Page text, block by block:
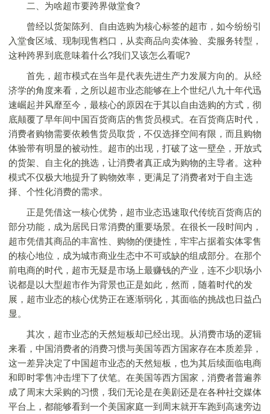
二、为啥超市要跨界做堂食?
曾经以货架陈列、自由选购为核心标签的超市，如今纷纷引
入堂食区域、现制现售档口，从卖商品向卖体验、卖服务转型，
这种跨界到底意味着什么?我们又该怎么看呢?
首先，超市模式在当年是代表先进生产力发展方向的。从经
济学的角度来看，之所以超市业态能够在上个世纪八九十年代迅
速崛起并风靡至今，最核心的原因在于其以自由选购的方式，彻
底颠覆了早年间中国百货商店的售货员模式。在百货商店时代，
消费者购物需要依赖售货员取货，不仅选择空间有限，而且购物
体验带有明显的被动性。超市的出现，打破了这一壁垒，开放式
的货架、自主化的挑选，让消费者真正成为购物的主导者。这种
模式不仅极大地提升了购物效率，更满足了消费者对于自主选
择、个性化消费的需求。
正是凭借这一核心优势，超市业态迅速取代传统百货商店的
部分功能，成为居民日常消费的重要场景。在很长一段时间内，
超市凭借其商品的丰富性、购物的便捷性，牢牢占据着实体零售
的核心地位，成为城市商业生态中不可或缺的组成部分。在那个
前电商的时代，超市无疑是市场上最赚钱的产业，连不少职场小
说都是以大型超市作为背景也正是如此，然而，随着时代的发
展，超市业态的核心优势正在逐渐弱化，其面临的挑战也日益凸
显。
其次，超市业态的天然短板却已经出现。从消费市场的逻辑
来看，中国消费者的消费习惯与美国等西方国家存在本质差异，
这一差异决定了中国超市业态的天然短板，也为其后续面临电商
和即时零售冲击埋下了伏笔。在美国等西方国家，消费者普遍养
成了周末大采购的习惯，我们无论是在美剧还是在各种社交媒体
平台上，都能够看到一个美国家庭一到周末就开车跑到高速旁边